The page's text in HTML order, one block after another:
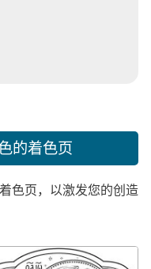
的着色页
色页，以激发您的创造